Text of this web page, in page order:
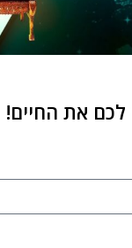
את החיים!